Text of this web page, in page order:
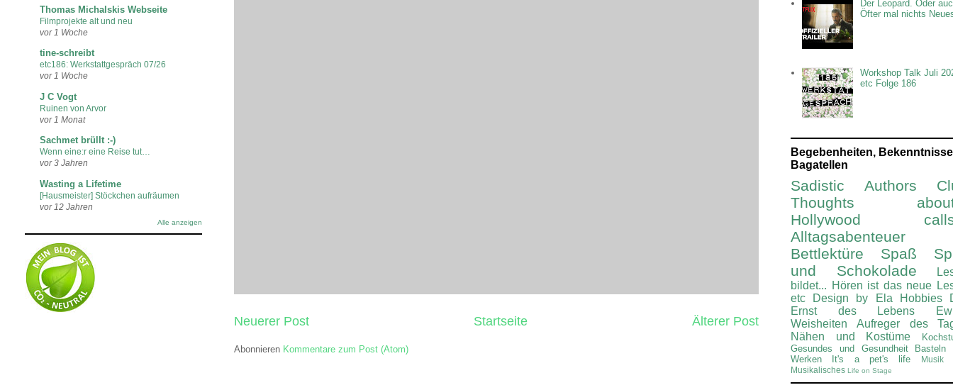
Neuerer Post Älterer Post
Startseite
Abonnieren Kommentare zum Post (Atom)
Thomas Michalskis Webseite
Filmprojekte alt und neu
vor 1 Woche
tine-schreibt
etc186: Werkstattgespräch 07/26
vor 1 Woche
J C Vogt
Ruinen von Arvor
vor 1 Monat
Sachmet brüllt :-)
Wenn eine:r eine Reise tut…
vor 3 Jahren
Wasting a Lifetime
[Hausmeister] Stöckchen aufräumen
vor 12 Jahren
Alle anzeigen
Der Leopard. Oder
Öfter mal nichts
Workshop Talk Juli
etc Folge 186
Begebenheiten,
Bagatellen
Sadistic Authors
Thoughts
Hollywood
Alltagsabenteuer
Bettlektüre
Spaß
und Schokolade
bildet... Hören ist das neue
etc
Design by Ela Hobbies
Ernst des Lebens
Weisheiten
Aufreger des
Nähen und Kostüme
Gesundes und Gesundheit
Basteln
Werken
It's a pet's life
Musik
Musikalisches Life on Stage